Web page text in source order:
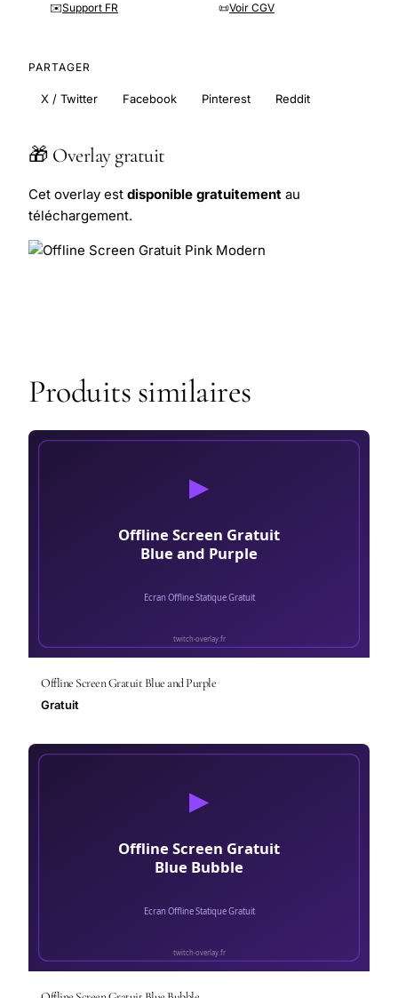
✉️Support FR 📜Voir CGV
PARTAGER
X / Twitter Facebook Pinterest Reddit
🎁 Overlay gratuit
Cet overlay est disponible gratuitement au
téléchargement.
Produits similaires
Offline Screen Gratuit Blue and Purple
Gratuit